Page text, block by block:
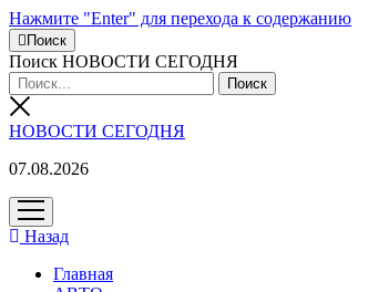
Нажмите "Enter" для перехода к содержанию
Поиск
Поиск НОВОСТИ СЕГОДНЯ
НОВОСТИ СЕГОДНЯ
07.08.2026
открыть
меню
Назад
Главная